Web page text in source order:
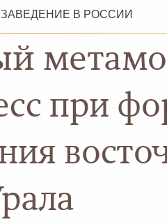
В РОССИИ
при